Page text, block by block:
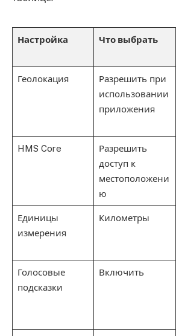
Настройка Что выбрать
Геолокация
Разрешить при
использовании
приложения
HMS Core
Разрешить
доступ к
местоположени
ю
Единицы
измерения
Километры
Голосовые
подсказки
Включить